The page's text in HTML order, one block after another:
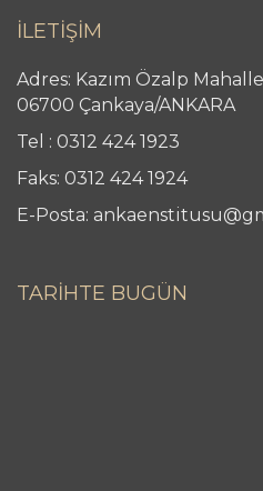
İLETİŞİM
Adres: Kazım Özalp
06700 Çankaya/ANKARA
Tel : 0312 424 1923
Faks: 0312 424 1924
E-Posta:
TARİHTE BUGÜN